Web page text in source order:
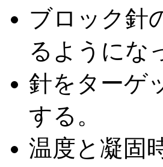
ブロック針
るようにな
針をターゲ
する。
温度と凝固